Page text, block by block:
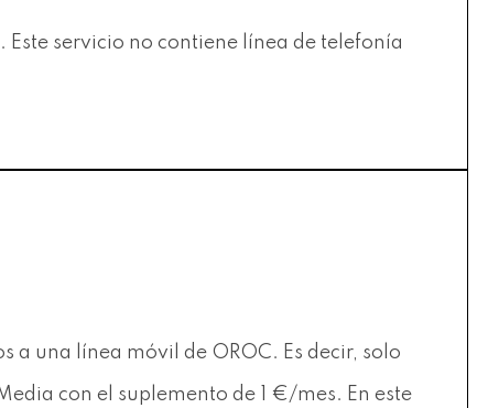
servicio no contiene línea de telefonía
a una línea móvil de OROC. Es decir, solo
con el suplemento de 1 €/mes. En este